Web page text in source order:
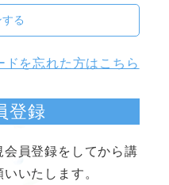
る
を忘れた方はこちら
登録
員登録をしてから講
いたします。